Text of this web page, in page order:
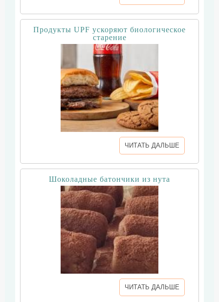
Продукты UPF ускоряют биологическое
старение
ЧИТАТЬ ДАЛЬШЕ
Шоколадные батончики из нута
ЧИТАТЬ ДАЛЬШЕ